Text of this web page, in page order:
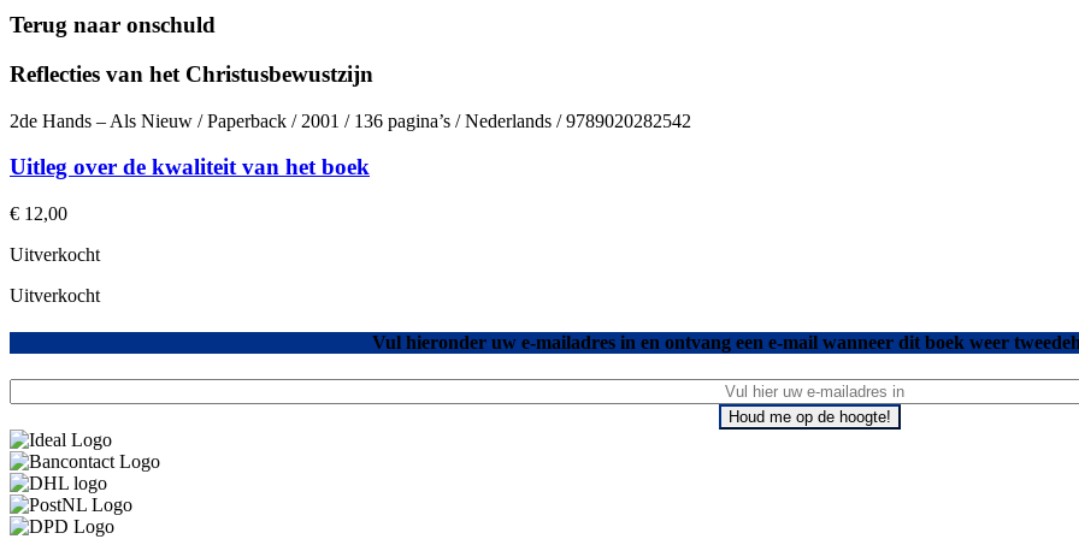
Terug naar onschuld
Reflecties van het Christusbewustzijn
2de Hands – Als Nieuw / Paperback / 2001 / 136 pagina’s / Nederlands / 9789020282542
Uitleg over de kwaliteit van het boek
€ 12,00
Uitverkocht
Uitverkocht
Vul hieronder uw e-mailadres in en ontvang een e-mail wanneer dit boek weer
Houd me op de hoogte!